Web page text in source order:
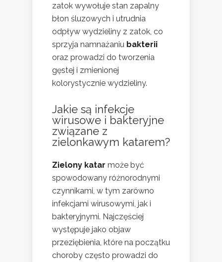
zatok wywołuje stan zapalny
błon śluzowych i utrudnia
odpływ wydzieliny z zatok, co
sprzyja namnażaniu bakterii
oraz prowadzi do tworzenia
gęstej i zmienionej
kolorystycznie wydzieliny.
Jakie są infekcje
wirusowe i bakteryjne
związane z
zielonkawym katarem?
Zielony katar może być
spowodowany różnorodnymi
czynnikami, w tym zarówno
infekcjami wirusowymi, jak i
bakteryjnymi. Najczęściej
występuje jako objaw
przeziębienia, które na początku
choroby często prowadzi do